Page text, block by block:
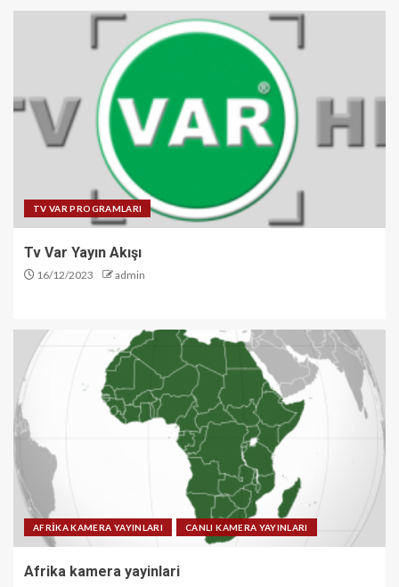
TV VAR PROGRAMLARI
Tv Var Yayın Akışı
16/12/2023 admin
AFRİKA KAMERA YAYINLARI CANLI KAMERA YAYINLARI
Afrika kamera yayinlari